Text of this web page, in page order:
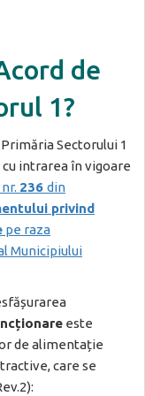
de
1?
Sectorului 1
cu intrarea în vigoare
nr. 236 din
privind
pe raza
Municipiului
este
de alimentație
care se